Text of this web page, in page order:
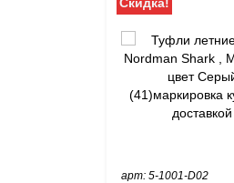
арт: 5-1001-D02